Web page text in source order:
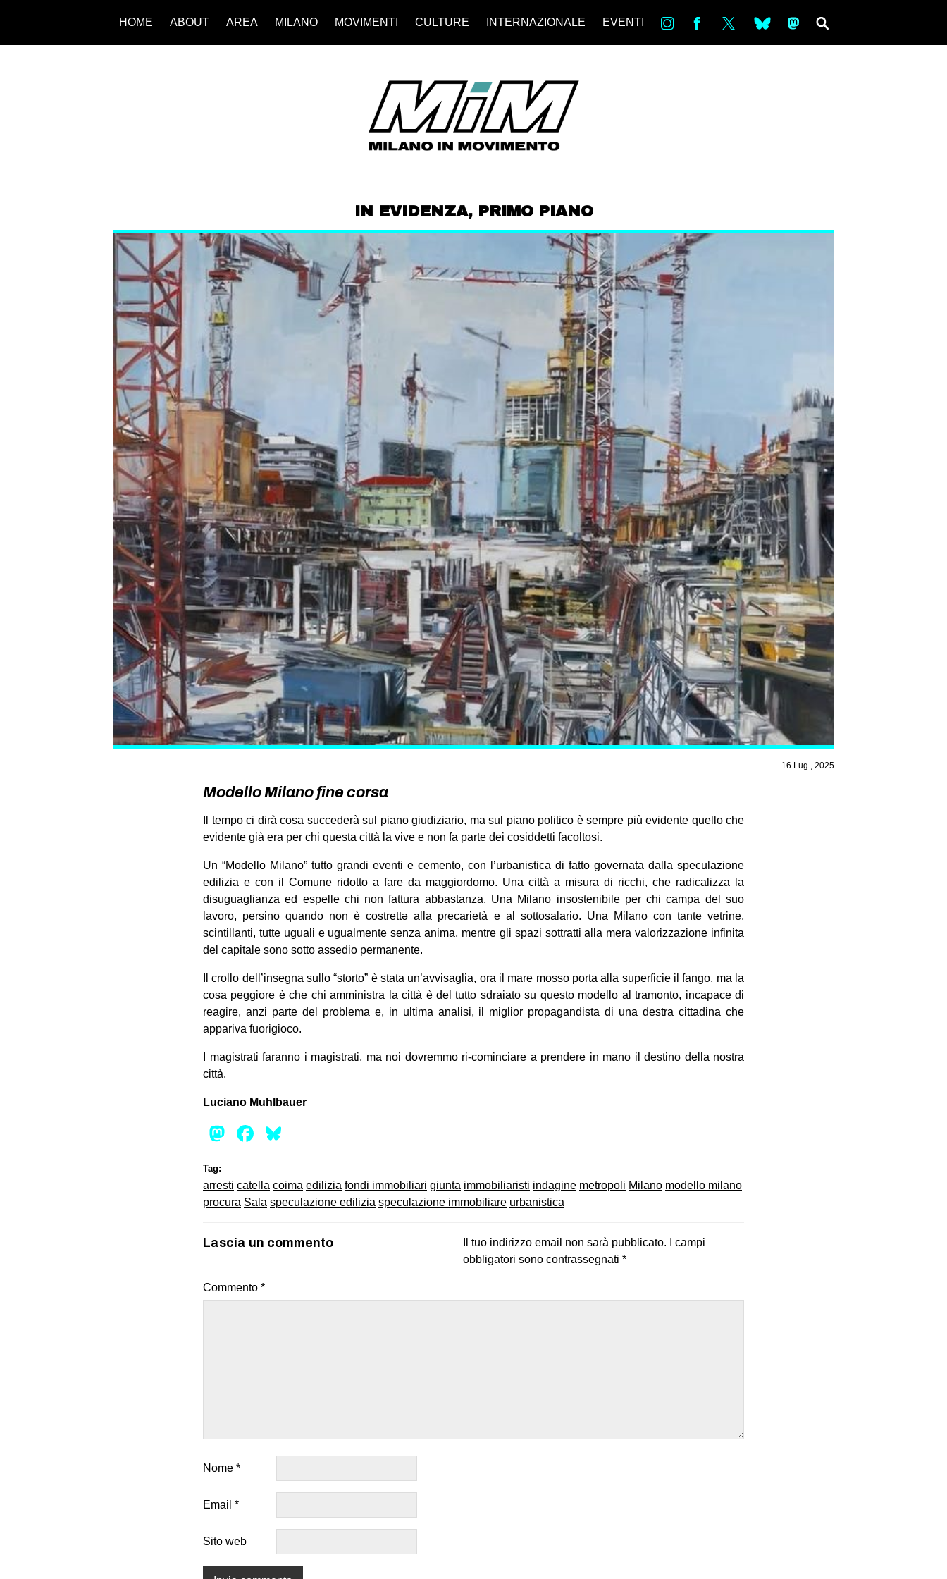
HOME ABOUT AREA MILANO MOVIMENTI CULTURE INTERNAZIONALE EVENTI in bsky ms
IN EVIDENZA, PRIMO PIANO
16 Lug , 2025
Modello Milano fine corsa
Il tempo ci dirà cosa succederà sul piano giudiziario, ma sul piano politico è sempre più evidente quello che
evidente già era per chi questa città la vive e non fa parte dei cosiddetti facoltosi.
Un “Modello Milano” tutto grandi eventi e cemento, con l’urbanistica di fatto governata dalla speculazione
edilizia e con il Comune ridotto a fare da maggiordomo. Una città a misura di ricchi, che radicalizza la
disuguaglianza ed espelle chi non fattura abbastanza. Una Milano insostenibile per chi campa del suo
lavoro, persino quando non è costrettə alla precarietà e al sottosalario. Una Milano con tante vetrine,
scintillanti, tutte uguali e ugualmente senza anima, mentre gli spazi sottratti alla mera valorizzazione infinita
del capitale sono sotto assedio permanente.
Il crollo dell’insegna sullo “storto” è stata un’avvisaglia, ora il mare mosso porta alla superficie il fango, ma la
cosa peggiore è che chi amministra la città è del tutto sdraiato su questo modello al tramonto, incapace di
reagire, anzi parte del problema e, in ultima analisi, il miglior propagandista di una destra cittadina che
appariva fuorigioco.
I magistrati faranno i magistrati, ma noi dovremmo ri-cominciare a prendere in mano il destino della nostra
città.
Luciano Muhlbauer
Mastodon
Facebook
Tag:
arresti catella coima edilizia fondi immobiliari giunta immobiliaristi indagine metropoli Milano modello milano
procura Sala speculazione edilizia speculazione immobiliare urbanistica
Lascia un commento Il tuo indirizzo email non sarà pubblicato.
I campi
obbligatori sono contrassegnati *
Commento *
Nome *
Email *
Sito web